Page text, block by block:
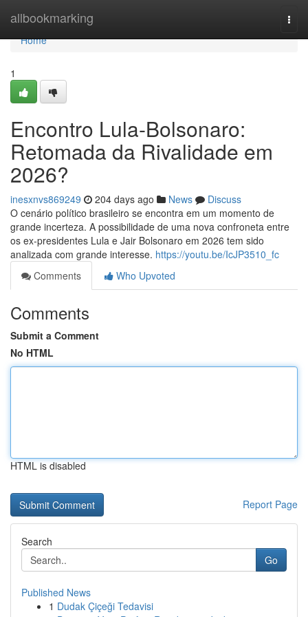
allbookmarking
Home
Home
1
Encontro Lula-Bolsonaro:
Retomada da Rivalidade em
2026?
inesxnvs869249 204 days ago News
Discuss
O cenário político brasileiro se encontra em um momento de
grande incerteza. A possibilidade de uma nova confroneta entre
os ex-presidentes Lula e Jair Bolsonaro em 2026 tem sido
analizada com grande interesse. https://youtu.be/IcJP3510_fc
Comments
Who Upvoted
Comments
Submit a Comment
No HTML
HTML is disabled
Report Page
Search
Go
Published News
1 Dudak Çiçeği Tedavisi